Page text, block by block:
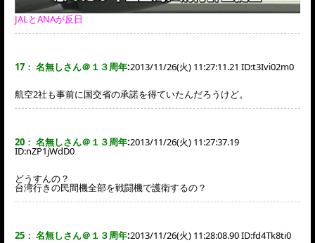
JALとANAが反日
17 ： 名無しさん＠１３周年:2013/11/26(火) 11:27:11.21 ID:t3Ivi02m0
航空2社も事前に国交省の承諾を得ていたんだろうけど。
20 ： 名無しさん＠１３周年:2013/11/26(火) 11:27:37.19
ID:nZP1jWdD0
どうすんの？
台湾行きの民間機全部を戦闘機で護衛するの？
25 ： 名無しさん＠１３周年:2013/11/26(火) 11:28:08.90 ID:fd4Tk8ti0